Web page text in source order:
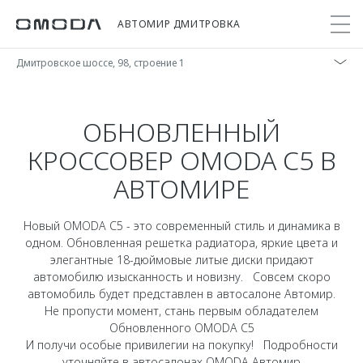
АВТОМИР ДМИТРОВКА
Дмитровское шоссе, 98, строение 1
C5
C7
от 2 739 000 ₽*
Выбор и покупка
Сравнить комплектации
Cпецпредложения
Прайс-листы
OMODA Лизинг
Кредит и страхование
Кредитные программы
Сервис
Записаться на сервис
Поддержка
Помощь на дороге
Гарантия
Дополнительная техническая поддержка
Руководства по эксплуатации
О бренде
Онлайн-сервисы
Приложение O&J
Клуб владельцев OMODA
Бренд JAECOO
Правовая информация
ОБНОВЛЕННЫЙ
КРОССОВЕР OMODA С5 В
АВТОМИРЕ
Новый OMODA С5 - это современный стиль и динамика в
одном. Обновленная решетка радиатора, яркие цвета и
элегантные 18-дюймовые литые диски придают
автомобилю изысканность и новизну. Совсем скоро
автомобиль будет представлен в автосалоне Автомир.
Не пропусти момент, стань первым обладателем
Обновленного OMODA С5
И получи особые привилегии на покупку! Подробности